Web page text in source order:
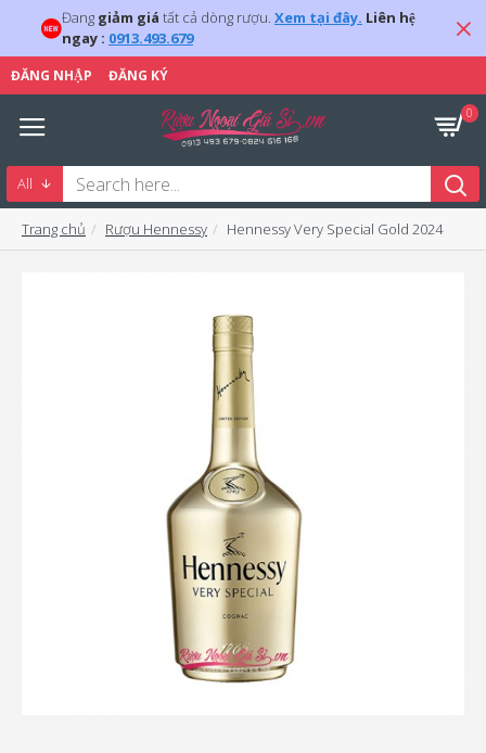
Đang giảm giá tất cả dòng rượu. Xem tại đây. Liên hệ
ngay : 0913.493.679
ĐĂNG NHẬP ĐĂNG KÝ
0
All
Trang chủ Rượu Hennessy Hennessy Very Special Gold 2024